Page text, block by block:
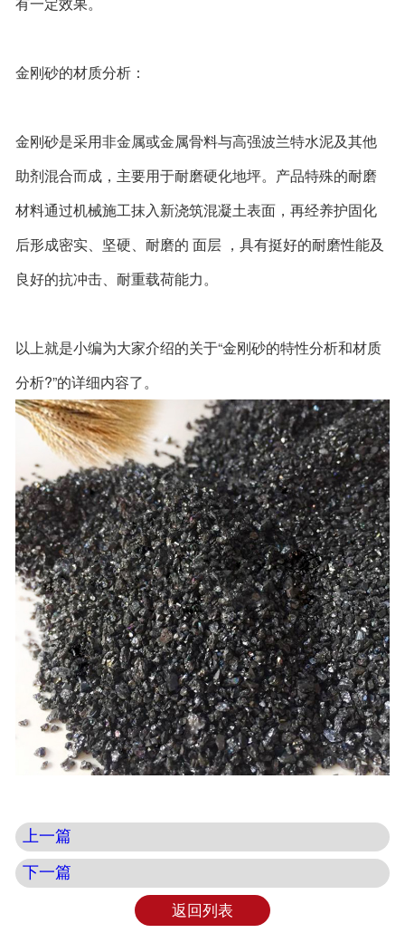
金刚砂的材质分析：
金刚砂是采用非金属或金属骨料与高强波兰特水泥及其他
助剂混合而成，主要用于耐磨硬化地坪。产品特殊的耐磨
材料通过机械施工抹入新浇筑混凝土表面，再经养护固化
后形成密实、坚硬、耐磨的 面层 ，具有挺好的耐磨性能及
良好的抗冲击、耐重载荷能力。
以上就是小编为大家介绍的关于“金刚砂的特性分析和材质
分析?”的详细内容了。
上一篇
下一篇
返回列表